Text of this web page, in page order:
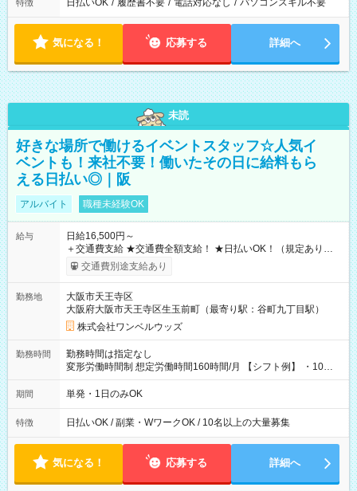
特徴 日払いOK / 履歴書不要 / 電話対応なし / パソコンスキル不要
気になる！ 応募する 詳細へ
未読
好きな場所で働けるイベントスタッフ☆人気イ
ベントも！来社不要！働いたその日に給料もら
える日払い◎｜阪
アルバイト 職種未経験OK
給与
日給16,500円～
＋交通費支給 ★交通費全額支給！ ★日払いOK！（規定あり） ┗
働いたその日に現金GET♪ お仕事後はコンビニATMから 日払
交通費別途支給あり
勤務地
大阪市天王寺区
大阪府大阪市天王寺区生玉前町（最寄り駅：谷町九丁目駅）
株式会社ワンベルウッズ
勤務時間
勤務時間は指定なし
変形労働時間制 想定労働時間160時間/月 【シフト例】 ・10：
00～20：00
期間 単発・1日のみOK
特徴 日払いOK / 副業・WワークOK / 10名以上の大量募集
気になる！ 応募する 詳細へ